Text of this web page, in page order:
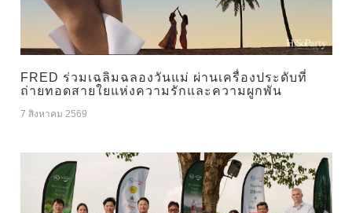
FRED ร่วมเฉลิมฉลองวันแม่ ผ่านเครื่องประดับที่
ถ่ายทอดสายใยแห่งความรักและความผูกพัน
7 สิงหาคม 2569